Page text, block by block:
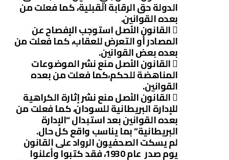
الدولة حق الرقابة القبلية، كما فعلت من
بعده القوانين.
القانون الأصل استوجب الإفصاح عن
المصادر أو التعرض للعقاب، كما فعلت من
بعده بعض القوانين.
القانون الأصل منع نشر الموضوعات
المناهضة للحكم،كما فعلت من بعده
القوانين.
القانون الأصل منع نشر إثارة الكراهية
للإدارة البريطانية للسودان، كما فعلت من
بعده القوانين بعد استبدال “الإدارة
البريطانية” بما يناسب واقع كل حال.
لم يسكت الصحفيون الرواد على القانون
يوم صدر عام 1930، فقد كتبوا وأعلنوا